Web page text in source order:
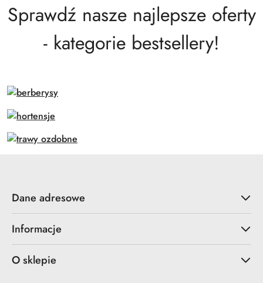
Sprawdź nasze najlepsze oferty
- kategorie bestsellery!
Dane adresowe
Informacje
O sklepie